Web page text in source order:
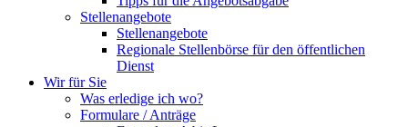
Stellenangebote
Stellenangebote
Regionale Stellenbörse für den öffentlichen
Dienst
Wir für Sie
Was erledige ich wo?
Formulare / Anträge